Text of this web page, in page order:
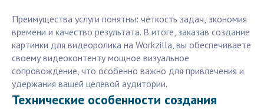
Преимущества услуги понятны: чёткость задач, экономия
времени и качество результата. В итоге, заказав создание
картинки для видеоролика на Workzilla, вы обеспечиваете
своему видеоконтенту мощное визуальное
сопровождение, что особенно важно для привлечения и
удержания вашей целевой аудитории.
Технические особенности создания